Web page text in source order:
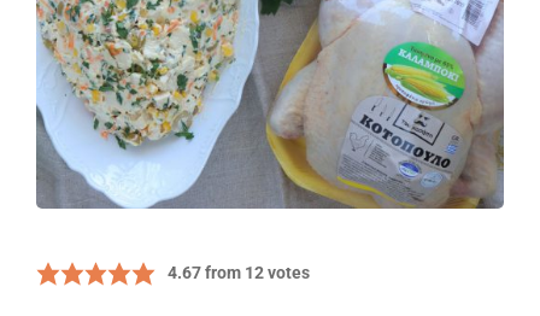
4.67from 12votes